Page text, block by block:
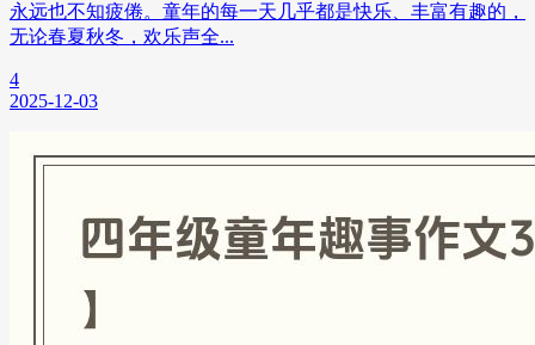
永远也不知疲倦。童年的每一天几乎都是快乐、丰富有趣的，
无论春夏秋冬，欢乐声全...
4
2025-12-03